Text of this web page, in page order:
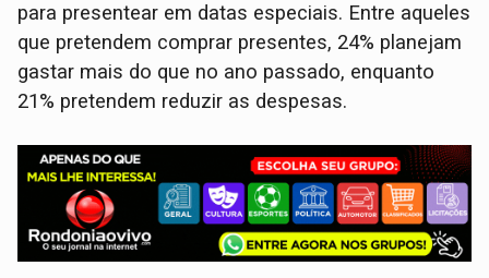
para presentear em datas especiais. Entre aqueles
que pretendem comprar presentes, 24% planejam
gastar mais do que no ano passado, enquanto
21% pretendem reduzir as despesas.